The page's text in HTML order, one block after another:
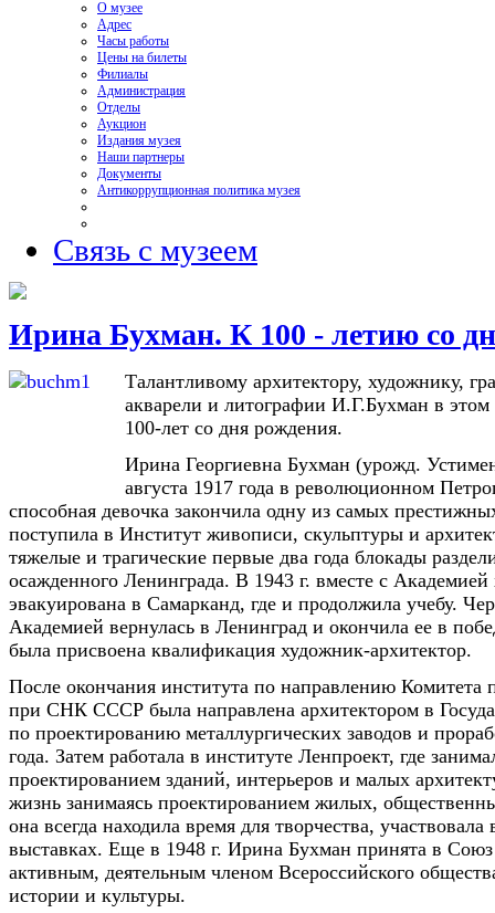
О музее
Адрес
Часы работы
Цены на билеты
Филиалы
Администрация
Отделы
Аукцион
Издания музея
Наши партнеры
Документы
Антикоррупционная политика музея
Связь с музеем
Ирина Бухман. К 100 - летию со
Талантливому архитектору, художнику,
акварели и литографии И.Г.Бухман в этом
100-лет со дня рождения.
Ирина Георгиевна Бухман (урожд.
августа 1917 года в революционном
способная девочка закончила одну из самых
поступила в Институт живописи, скульптуры и
тяжелые и трагические первые два года блокады
осажденного Ленинграда. В 1943 г. вместе с Академией
эвакуирована в Самарканд, где и продолжила учебу.
Академией вернулась в Ленинград и окончила ее в
была присвоена квалификация художник-архитектор.
После окончания института по направлению Комитета
при СНК СССР была направлена архитектором в
по проектированию металлургических заводов и
года. Затем работала в институте Ленпроект, где
проектированием зданий, интерьеров и малых
жизнь занимаясь проектированием жилых,
она всегда находила время для творчества,
выставках. Еще в 1948 г. Ирина Бухман принята в
активным, деятельным членом Всероссийского
истории и культуры.